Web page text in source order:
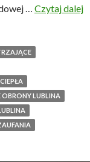
… Czytaj dalej
LUBLINA